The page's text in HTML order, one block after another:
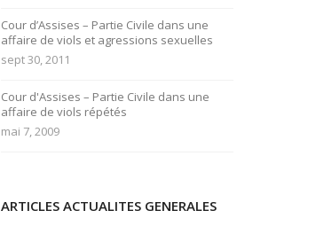
Cour d’Assises – Partie Civile dans une
affaire de viols et agressions sexuelles
sept 30, 2011
Cour d'Assises – Partie Civile dans une
affaire de viols répétés
mai 7, 2009
ARTICLES ACTUALITES GENERALES